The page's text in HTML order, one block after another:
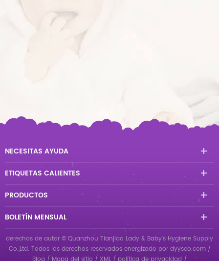
NECESITAS AYUDA
ETIQUETAS CALIENTES
PRODUCTOS
BOLETÍN MENSUAL
derechos de autor © Quanzhou Tianjiao Lady & Baby's Hygiene Supply
Co.,Ltd. Todos los derechos reservados energizado por dyyseo.com /